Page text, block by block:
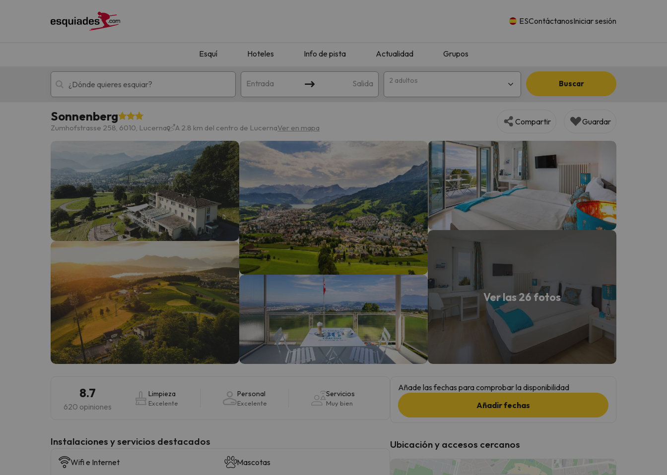
ESContáctanosIniciar sesión
Esquí Hoteles Info de pista Actualidad Grupos
Entrada Salida 2 adultos Buscar
Esquí Escapadas
¡Vaya! No hemos encontrado ningún resultado que coincida con tu búsqueda. Prueba a modificar el destino.
¡Vaya! Parece que nuestro buscador ha perdido el norte. En cuanto encuentre su brújula vuelve.
Sonnenberg
Zumhofstrasse 258, 6010, Lucerna A 2.8 km del centro de LucernaVer en mapa
Compartir Guardar
Ver las 26 fotos
8.7
620 opiniones
Limpieza
Excelente
Personal
Excelente
Servicios
Muy bien
Instalaciones y servicios destacados
Wifi e Internet Mascotas
Añade las fechas para comprobar la disponibilidad
Añadir fechas
Ubicación y accesos cercanos